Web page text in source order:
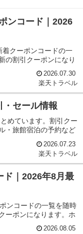
ンコード｜2026
クーポンコードの一
の割引クーポンになり
2026.07.30
楽天トラベル
・セール情報
めています。割引クー
・旅館宿泊の予約など
2026.07.23
楽天トラベル
ド｜2026年8月最
ンコードの一覧を随時
ーポンになります。ホ
2026.08.05